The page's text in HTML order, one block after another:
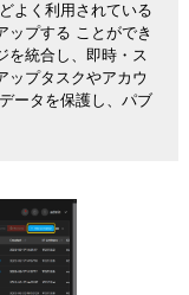
よく利用されている
ップする ことができ
を統合し、即時・ス
ップタスクやアカウ
ータを保護し、パブ